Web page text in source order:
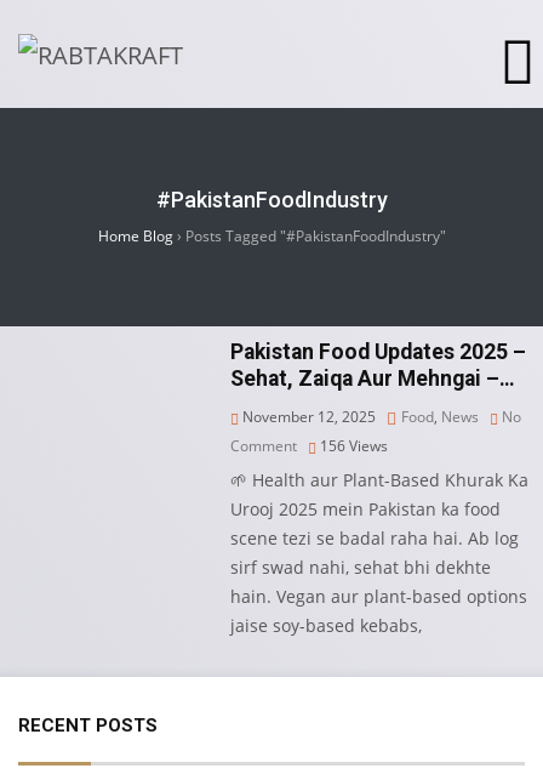
#PakistanFoodIndustry
Home Blog› Posts Tagged "#PakistanFoodIndustry"
Pakistan Food Updates 2025 –
Sehat, Zaiqa Aur Mehngai –…
November 12, 2025 Food, News
No
Comment
156Views
🌱 Health aur Plant-Based Khurak Ka
Urooj 2025 mein Pakistan ka food
scene tezi se badal raha hai. Ab log
sirf swad nahi, sehat bhi dekhte
hain. Vegan aur plant-based options
jaise soy-based kebabs,
RECENT POSTS